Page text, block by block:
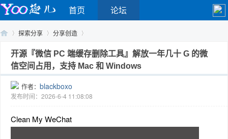
首页 论坛
Yo›
探索分享
›
分享创造
›
开源『微信 PC 端缓存删除工具』解放一年几十 G 的微
信空间占用，支持 Mac 和 Windows
作者： blackboxo
发布时间：2026-6-4 11:08:08
Clean My WeChat